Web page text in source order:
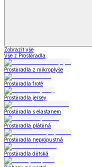
Zobrazit vše
Vše z Prostěradla
Prostěradla z mikroplyše
Prostěradla froté
Prostěradla jersey
Prostěradla s elastanem
Prostěradla plátěná
Prostěradla nepropustná
Prostěradla dětská